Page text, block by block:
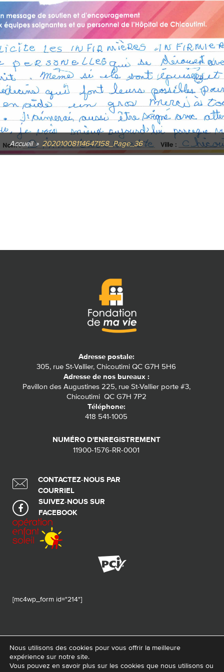
Accueil » 20201008114647158_Page_36
Adresse postale:
305, rue St-Vallier, Chicoutimi QC G7H 5H6
Adresse de nos bureaux :
Pavillon des Augustines 225, rue St-Vallier porte #3,
Chicoutimi QC G7H 7P2
Téléphone:
418 541-1005
NUMÉRO D'ENREGISTREMENT
11900-1576-RR-0001
CONTACTEZ-NOUS PAR
COURRIEL
SUIVEZ-NOUS SUR
FACEBOOK
[mc4wp_form id="214"]
© 2026 Tous droits réservés - Fondation de ma vie – Pour la santé de la
Nous utilisons des cookies pour vous offrir la meilleure
expérience sur notre site.
Vous pouvez en savoir plus sur les cookies que nous utilisons ou